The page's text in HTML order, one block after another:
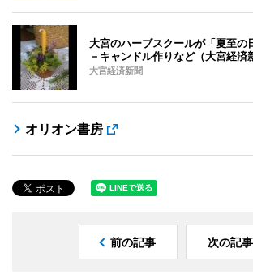
大宮のハーブスクールが「夏至の
－キャンドル作りなど（大宮経済
大宮経済新聞
オリオン書房
前の記事 次の記事